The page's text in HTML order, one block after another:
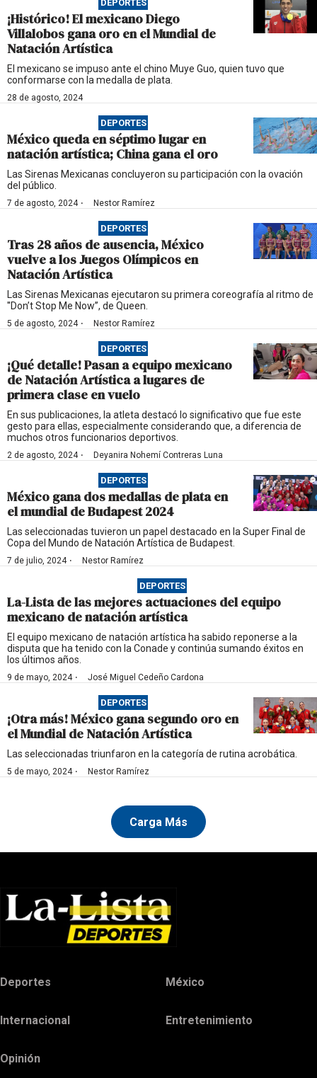
DEPORTES
¡Histórico! El mexicano Diego
Villalobos gana oro en el Mundial de
Natación Artística
El mexicano se impuso ante el chino Muye Guo, quien tuvo que
conformarse con la medalla de plata.
28 de agosto, 2024
DEPORTES
México queda en séptimo lugar en
natación artística; China gana el oro
Las Sirenas Mexicanas concluyeron su participación con la ovación
del público.
7 de agosto, 2024· Nestor Ramírez
DEPORTES
Tras 28 años de ausencia, México
vuelve a los Juegos Olímpicos en
Natación Artística
Las Sirenas Mexicanas ejecutaron su primera coreografía al ritmo de
''Don’t Stop Me Now’’, de Queen.
5 de agosto, 2024· Nestor Ramírez
DEPORTES
¡Qué detalle! Pasan a equipo mexicano
de Natación Artística a lugares de
primera clase en vuelo
En sus publicaciones, la atleta destacó lo significativo que fue este
gesto para ellas, especialmente considerando que, a diferencia de
muchos otros funcionarios deportivos.
2 de agosto, 2024· Deyanira Nohemí Contreras Luna
DEPORTES
México gana dos medallas de plata en
el mundial de Budapest 2024
Las seleccionadas tuvieron un papel destacado en la Super Final de
Copa del Mundo de Natación Artística de Budapest.
7 de julio, 2024· Nestor Ramírez
DEPORTES
La-Lista de las mejores actuaciones del equipo
mexicano de natación artística
El equipo mexicano de natación artística ha sabido reponerse a la
disputa que ha tenido con la Conade y continúa sumando éxitos en
los últimos años.
9 de mayo, 2024· José Miguel Cedeño Cardona
DEPORTES
¡Otra más! México gana segundo oro en
el Mundial de Natación Artística
Las seleccionadas triunfaron en la categoría de rutina acrobática.
5 de mayo, 2024· Nestor Ramírez
Carga Más
Deportes México
Internacional Entretenimiento
Opinión